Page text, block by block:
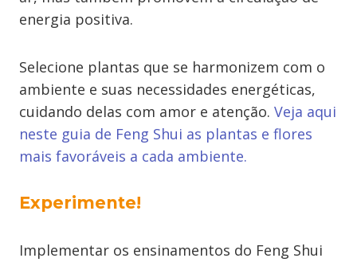
energia positiva.
Selecione plantas que se harmonizem com o
ambiente e suas necessidades energéticas,
cuidando delas com amor e atenção. Veja aqui
neste guia de Feng Shui as plantas e flores
mais favoráveis a cada ambiente.
Experimente!
Implementar os ensinamentos do Feng Shui